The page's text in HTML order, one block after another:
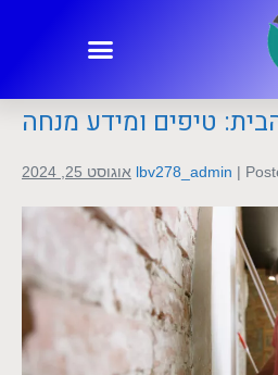
הבית
טיפים ומידע מנחה
lbv278_admin | אוגוסט 25, 2024